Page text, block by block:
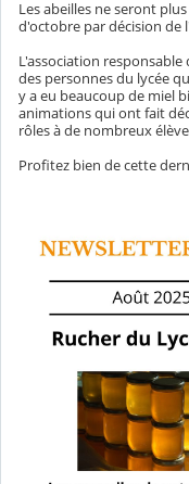
Les abeilles ne seront
d'octobre par décision de
L'association
des personnes du lycée
y a eu beaucoup de miel
animations qui ont fait
rôles à de nombreux
Profitez bien de cette